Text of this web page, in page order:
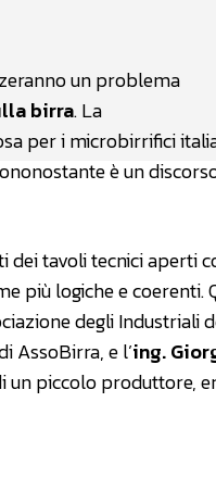
un problema
birra. La
per i microbirrifici
è un
tavoli tecnici aperti
più logiche e coerenti.
degli Industriali
AssoBirra, e l’ing.
piccolo produttore,